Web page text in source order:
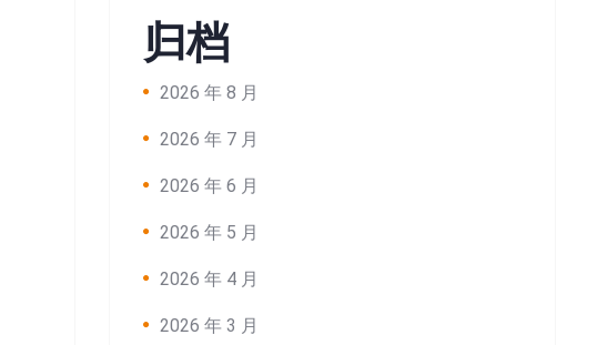
归档
2026 年 8 月
2026 年 7 月
2026 年 6 月
2026 年 5 月
2026 年 4 月
2026 年 3 月